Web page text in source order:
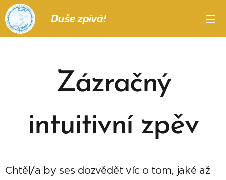
Duše zpívá!
Zázračný
intuitivní zpěv
Chtěl/a by ses dozvědět víc o tom, jaké až